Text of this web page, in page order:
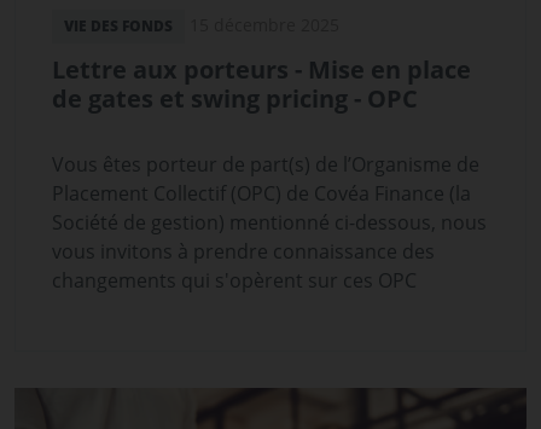
VIE DES FONDS
Lettre aux porteurs - Mise en place
de gates et swing pricing - OPC
Vous êtes porteur de part(s) de l’Organisme de
Placement Collectif (OPC) de Covéa Finance (la
Société de gestion) mentionné ci-dessous, nous
vous invitons à prendre connaissance des
changements qui s'opèrent sur ces OPC